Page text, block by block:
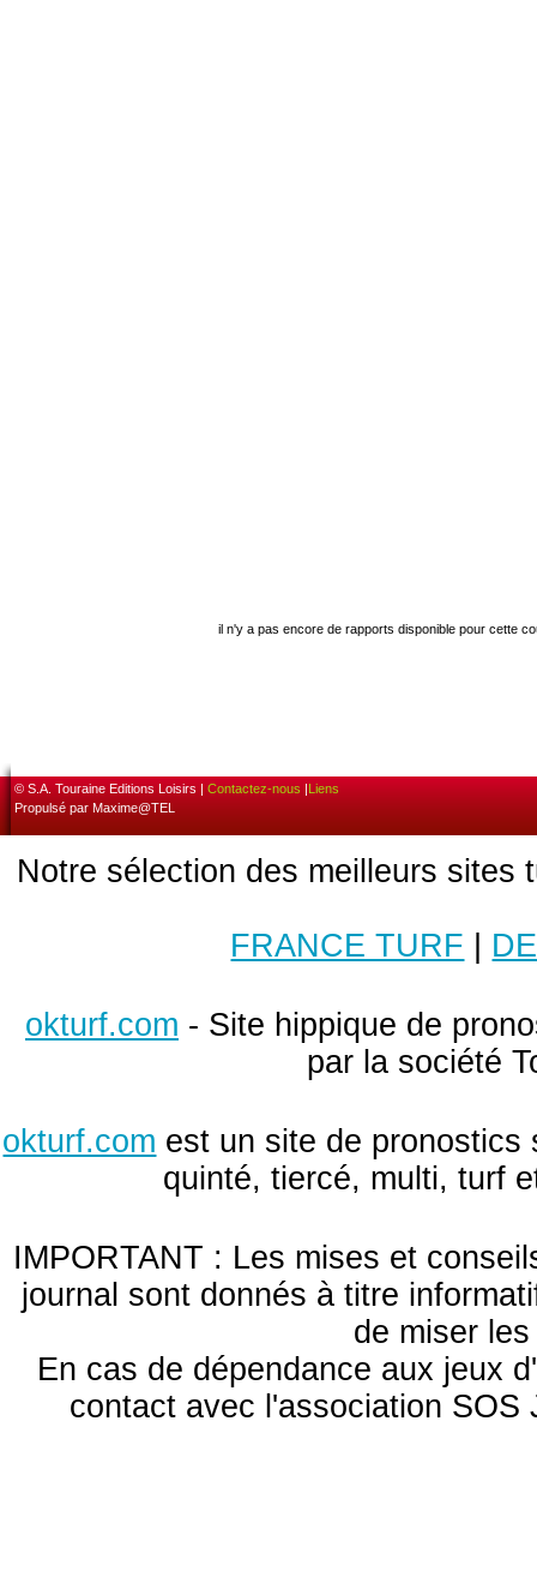
il n'y a pas encore de rapports disponible pour cette
© S.A. Touraine Editions Loisirs | Contactez-nous |Liens
Propulsé par Maxime@TEL
Notre sélection des meilleurs sites
FRANCE TURF
okturf.com - Site hippique de
par la société
okturf.com est un site de pronostics
quinté, tiercé, multi, turf
IMPORTANT : Les mises et
journal sont donnés à titre
de miser
En cas de dépendance aux jeux
contact avec l'association